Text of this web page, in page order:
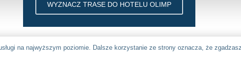
WYZNACZ TRASE DO HOTELU OLIMP
na najwyższym poziomie. Dalsze korzystanie ze strony oznacza, że